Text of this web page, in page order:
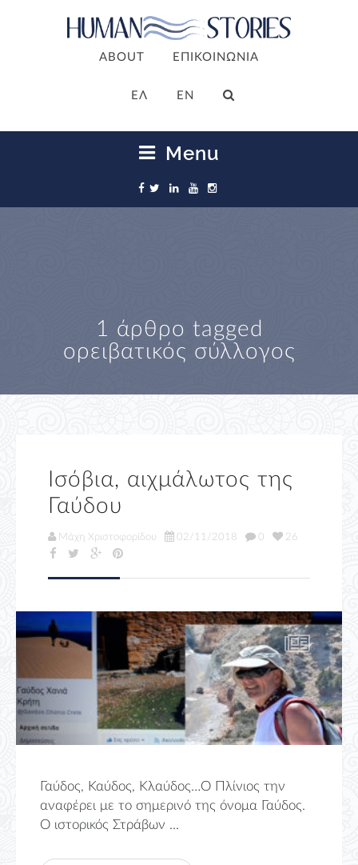
ABOUT ΕΠΙΚΟΙΝΩΝΙΑ
ΕΛ EN
Menu
1 άρθρο tagged
ορειβατικός σύλλογος
Ισόβια, αιχμάλωτος της
Γαύδου
Μάχη Χριστοφορίδου 02/11/2018 0 26
Γαύδος, Καύδος, Κλαύδος…Ο Πλίνιος την
αναφέρει με το σημερινό της όνομα Γαύδος.
Ο ιστορικός Στράβων ...